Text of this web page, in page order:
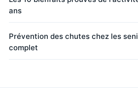
ans
Prévention des chutes chez les
complet